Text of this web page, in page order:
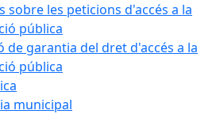
sobre les peticions d'accés a la
pública
de garantia del dret d'accés a la
pública
municipal